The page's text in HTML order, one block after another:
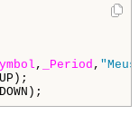
, _Period ,